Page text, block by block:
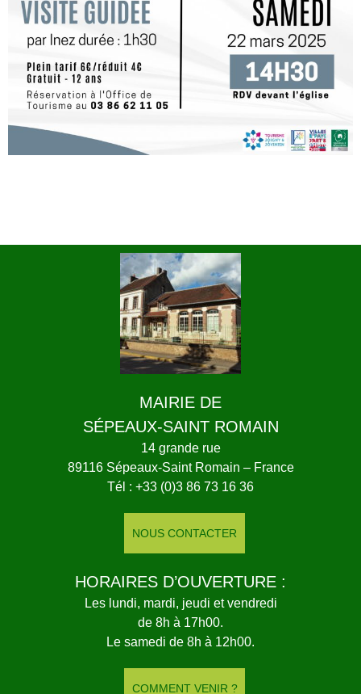
MAIRIE DE
SÉPEAUX-SAINT ROMAIN
14 grande rue
89116 Sépeaux-Saint Romain – France
Tél : +33 (0)3 86 73 16 36
NOUS CONTACTER
HORAIRES D’OUVERTURE :
Les lundi, mardi, jeudi et vendredi
de 8h à 17h00.
Le samedi de 8h à 12h00.
COMMENT VENIR ?